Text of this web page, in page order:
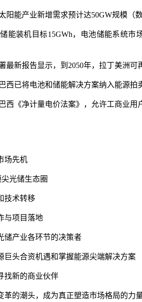
阳能产业新增需求预计达50GW规模（
能装机目标15GWh， 电池储能系统市
最新报告显示，到 2050年，拉丁美洲可
西已将电池和储能解决方案纳入能源拍
西《净计量电价法案》， 允许工商业用
场先机
光储生态圈
技术转移
与项目落地
储产业各环节的决策者
巨头合资机遇和掌握能源尖端解决方案
找新的商业伙伴
革的潮头，成为真正塑造市场格局的力